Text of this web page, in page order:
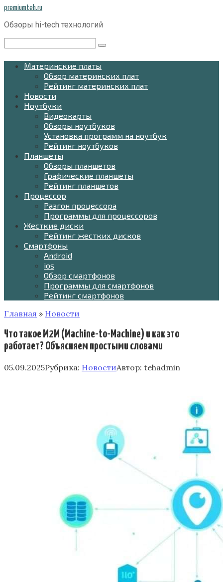
Перейти
контенту
premiumteh.ru
Обзоры hi-tech технологий
Материнские платы
Обзор материнских плат
Рейтинг материнских плат
Новости
Ноутбуки
Видеокарты
Обзоры ноутбуков
Установка программ на ноутбук
Рейтинг ноутбуков
Планшеты
Обзоры планшетов
Графические планшеты
Рейтинг планшетов
Процессор
Разгон процессора
Программы для процессоров
Жесткие диски
Рейтинг жестких дисков
Смартфоны
Android
ios
Обзор смартфонов
Программы для смартфонов
Рейтинг смартфонов
Главная » Новости
Что такое M2M (Machine-to-Machine) и как это
работает? Объясняем простыми словами
05.09.2025Рубрика: НовостиАвтор: tehadmin